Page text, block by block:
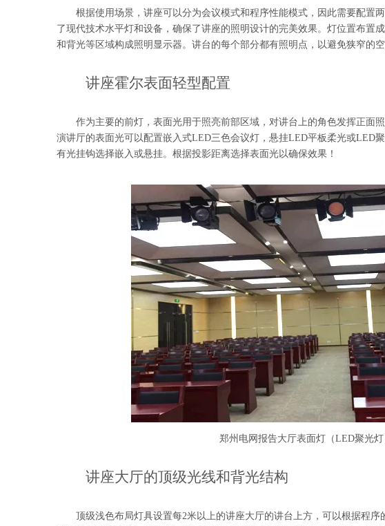
根据使用场景，讲座可以分为会议模式和程序性能模式，因此需要配置
了现代技术水平灯和设备，确保了讲座的照明设计的完美效果。灯位置布置
和背光等区域构成照明显示器。讲台的每个部分都有照明点，以避免狭窄的空
讲座霍尔表面轻型配置
作为主要的前灯，表面光用于照亮前部区域，对讲台上的角色发挥正面
演讲厅的表面光可以配置嵌入式LED三色会议灯，悬挂LED平板柔光或LED
有光挂钩选择嵌入或悬挂。根据投影距离选择表面光以确保效果！
郑州电网报告大厅表面灯（LED聚光
讲座大厅的顶级光线和背光结构
顶级浅色布局灯具设置每2米以上的讲座大厅的讲台上方，可以根据程